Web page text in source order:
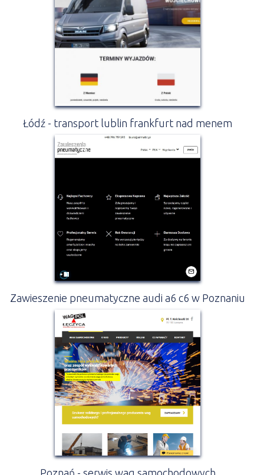
Łódź - transport lublin frankfurt nad menem
Zawieszenie pneumatyczne audi a6 c6 w Poznaniu
Poznań - serwis wag samochodowych